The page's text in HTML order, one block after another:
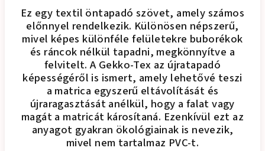
Ez egy textil öntapadó szövet, amely számos
előnnyel rendelkezik. Különösen népszerű,
mivel képes különféle felületekre buborékok
és ráncok nélkül tapadni, megkönnyítve a
felvitelt. A Gekko-Tex az újratapadó
képességéről is ismert, amely lehetővé teszi
a matrica egyszerű eltávolítását és
újraragasztását anélkül, hogy a falat vagy
magát a matricát károsítaná. Ezenkívül ezt az
anyagot gyakran ökológiainak is nevezik,
mivel nem tartalmaz PVC-t.